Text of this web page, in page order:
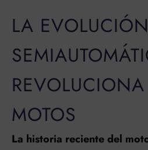
LA EVOLUCIÓN
MOTOS
La historia reciente del